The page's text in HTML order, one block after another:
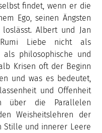
findet, wenn er die
Ego, seinen Ängsten
Albert und Jan
Liebe nicht als
als philosophische und
Krisen oft der Beginn
und was es bedeutet,
und Offenheit
über die Parallelen
Weisheitslehren der
Stille und innerer Leere